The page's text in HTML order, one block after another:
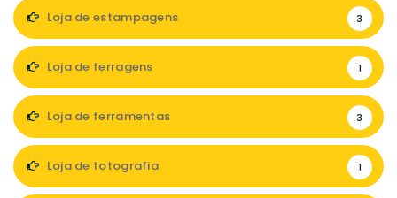
Loja de estampagens 3
Loja de ferragens 1
Loja de ferramentas 3
Loja de fotografia 1